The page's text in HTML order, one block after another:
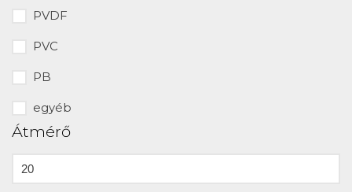
PVDF
PVC
PB
egyéb
Átmérő